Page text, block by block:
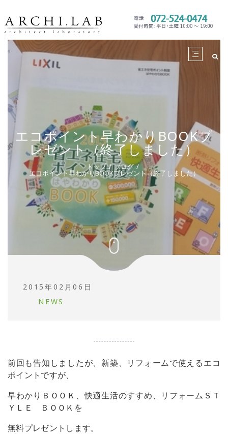
エコポイント早わかりBOOKプ
レゼント（終了しました）
トップ ブログ
エコポイント早わかりBOOKプレゼント（終了しました）
2015年02月06日
NEWS
前回も告知しましたが、新築、リフォームで使えるエコ
ポイントですが、
早わかりＢＯＯＫ、快適生活のすすめ、リフォームＳＴ
ＹＬＥ ＢＯＯＫを
無料プレゼントします。